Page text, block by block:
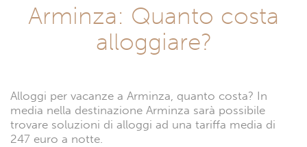
Arminza: Quanto costa
alloggiare?
Alloggi per vacanze a Arminza, quanto costa? In
media nella destinazione Arminza sarà possibile
trovare soluzioni di alloggi ad una tariffa media di
247 euro a notte.